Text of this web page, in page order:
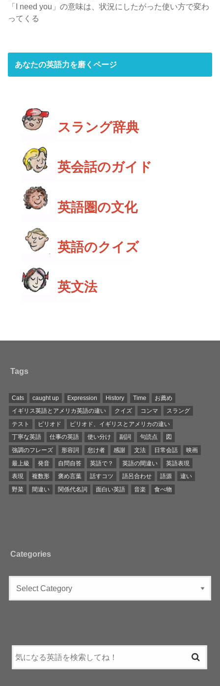
「I need you」の意味は、状況にしたがった使い方で変わ
ってくる
あなたの英語力を磨くページ
スラング辞典
英会話のガイド
英語圏の文化
英語のクイズ
英文法
Tags
Cats caught up Expression History Time
お薦め
イギリス英語とアメリカ英語の違い
クイズ コンマ
スラング
テスト
ピリオド
ピリオド、イギリスとアメリカの違い
丁寧な英語
仕事の英語 使い分け 副詞 句読点
図
強調のフレーズ
形容詞 怠け者 感謝 文法 日常会話
映画
最上級
発音 自問自答 英語で？ 英語の間違い
英語表現
表現
複数形 褒め言葉 話すコツ 語呂合わせ 語源
違い
野菜
間違い 関係代名詞 面白い英語 音楽 食べ物
Categories